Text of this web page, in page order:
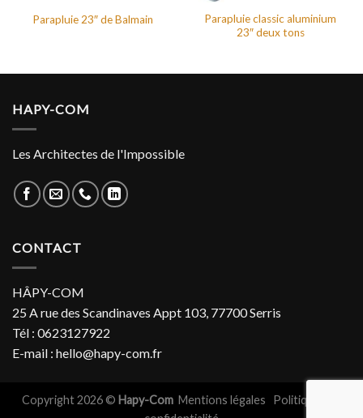
Parapluie 23″ de Balmain
Parapluie classic aluminium
23″ deux tons
HAPY-COM
Les Architectes de l'Impossible
CONTACT
HÂPY-COM
25 A rue des Scandinaves Appt 103, 77700 Serris
Tél : 0623127922
E-mail : hello@hapy-com.fr
Copyright 2026 © Hapy-Com Mentions légales
Politiques de